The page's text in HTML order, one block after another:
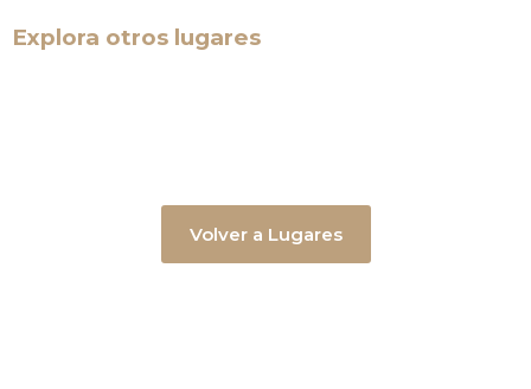
Explora otros lugares
Volver a Lugares